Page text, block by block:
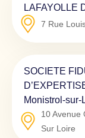
LAFAYOLLE
7 Rue
SOCIETE
Monistrol-sur-
10 Avenue
Sur Loire